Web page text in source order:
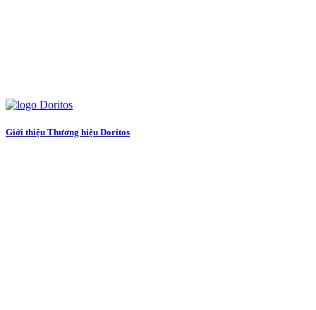
Giới thiệu Thương hiệu Doritos